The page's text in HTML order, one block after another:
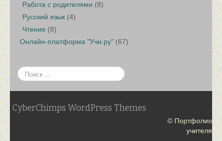
Работа с родителями (8)
Русский язык (4)
Чтение (8)
Онлайн-платформа "Учи.ру" (67)
CyberChimps WordPress Themes
© Портфолио
учителя